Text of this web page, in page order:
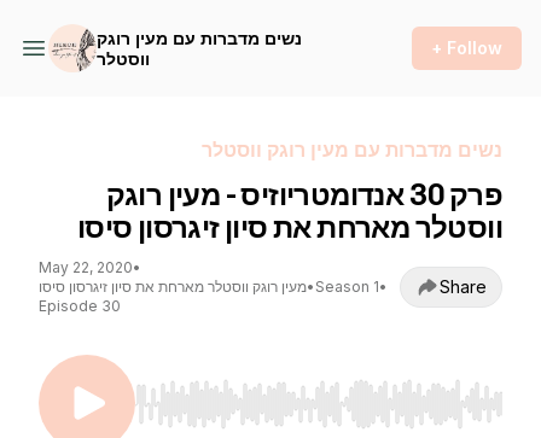
נשים מדברות עם מעין רוגק
ווסטלר
+ Follow
נשים מדברות עם מעין רוגק ווסטלר
פרק 30 אנדומטריוזיס - מעין רוגק
ווסטלר מארחת את סיון זיגרסון סיסו
May 22, 2020•
מעין רוגק ווסטלר מארחת את סיון זיגרסון סיסו• Season 1•
Episode 30
Share
Use Left/Right to seek, Home/End to jump to